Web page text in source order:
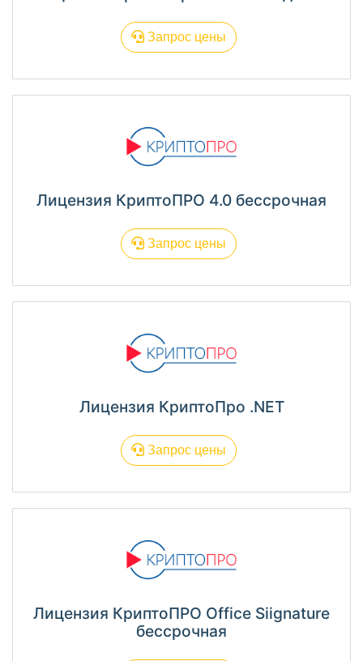
Запрос цены
Лицензия КриптоПРО 4.0 бессрочная
Запрос цены
Лицензия КриптоПро .NET
Запрос цены
Лицензия КриптоПРО Office Siignature
бессрочная